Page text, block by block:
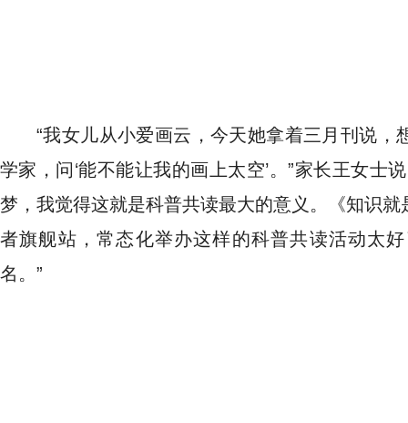
“我女儿从小爱画云，今天她拿着三月刊说，
学家，问‘能不能让我的画上太空’。”家长王女士
梦，我觉得这就是科普共读最大的意义。《知识
者旗舰站，常态化举办这样的科普共读活动太
名。”